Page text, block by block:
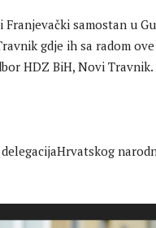
samostan u
gdje ih sa radom
HDZ BiH, Novi Travnik.